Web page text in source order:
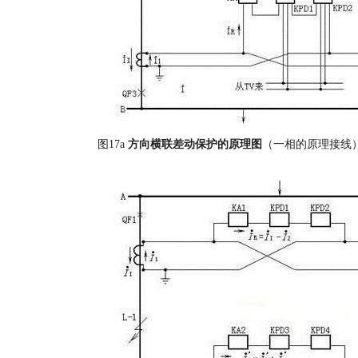
图17a 方向横联差动保护的原理图 （一相的原理接线